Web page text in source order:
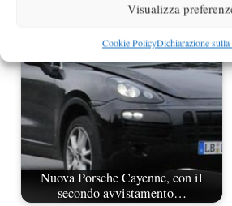
Visualizza
Cookie PolicyDichiarazione
Nuova Porsche Cayenne, con il
secondo avvistamento…